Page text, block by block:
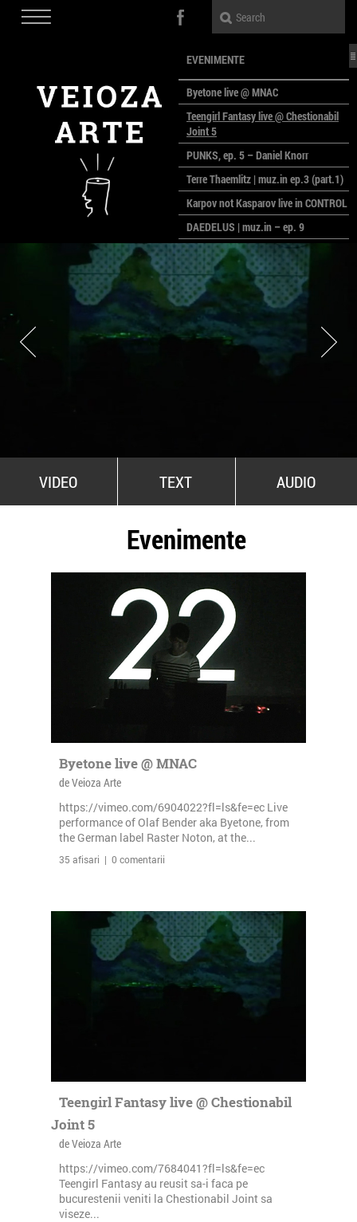
EVENIMENTE
Byetone live @ MNAC
Teengirl Fantasy live @ Chestionabil
Joint 5
PUNKS, ep. 5 – Daniel Knorr
Terre Thaemlitz | muz.in ep.3 (part.1)
Karpov not Kasparov live in CONTROL
DAEDELUS | muz.in – ep. 9
LALELE, LALELE – prima premieră a
anului la MACAZ
CinePOLSKA – filme poloneze la
București
PEOPLE OF ROMANIA se lansează la
galeria Simeza
All Stars For Outernational
VIDEO TEXT AUDIO
Evenimente
Byetone live @ MNAC
de Veioza Arte
https://vimeo.com/6904022?fl=ls&fe=ec Live
performance of Olaf Bender aka Byetone, from
the German label Raster Noton, at the...
35 afisari | 0 comentarii
Teengirl Fantasy live @ Chestionabil
Joint 5
de Veioza Arte
https://vimeo.com/7684041?fl=ls&fe=ec
Teengirl Fantasy au reusit sa-i faca pe
bucurestenii veniti la Chestionabil Joint sa
viseze...